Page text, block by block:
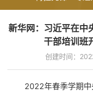
新华网：习近平在中
干部培训班
创建时间：
2022年春季学期中